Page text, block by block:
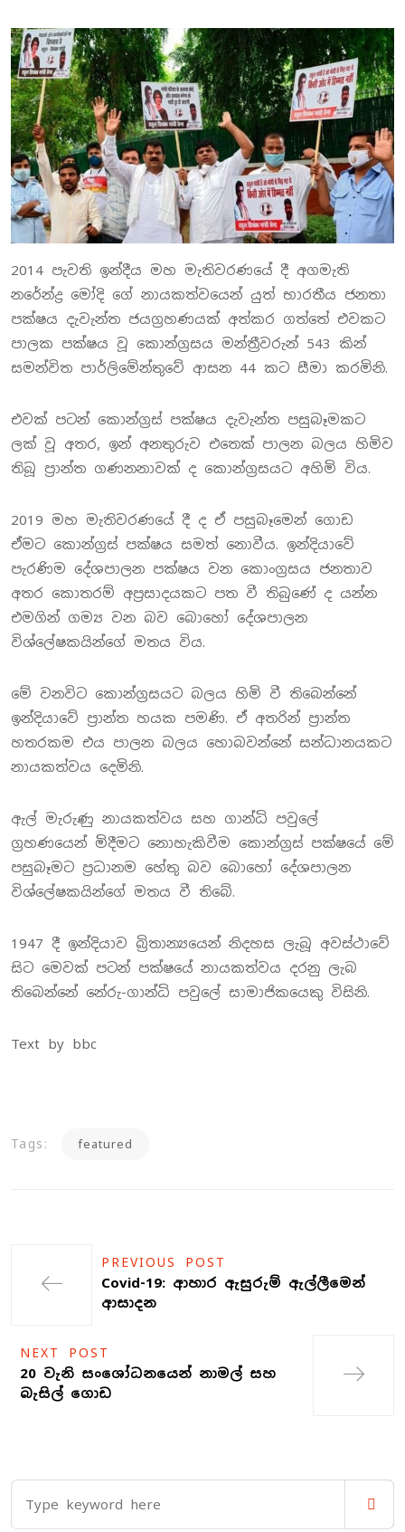
2014 පැවති ඉන්දීය මහ මැතිවරණයේ දී අගමැති
නරේන්ද්‍ර මෝදි ගේ නායකත්වයෙන් යුත් භාරතීය ජනතා
පක්ෂය දැවැන්ත ජයග්‍රහණයක් අත්කර ගත්තේ එවකට
පාලක පක්ෂය වූ කොන්ග්‍රසය මන්ත්‍රීවරුන් 543 කින්
සමන්විත පාර්ලිමේන්තුවේ ආසන 44 කට සීමා කරමිනි.
එවක් පටන් කොන්ග්‍රස් පක්ෂය දැවැන්ත පසුබෑමකට
ලක් වූ අතර, ඉන් අනතුරුව එතෙක් පාලන බලය හිමිව
තිබූ ප්‍රාන්ත ගණනනාවක් ද කොන්ග්‍රසයට අහිමි විය.
2019 මහ මැතිවරණයේ දී ද ඒ පසුබෑමෙන් ගොඩ
ඒමට කොන්ග්‍රස් පක්ෂය සමත් නොවීය. ඉන්දියාවේ
පැරණිම දේශපාලන පක්ෂය වන කොංග්‍රසය ජනතාව
අතර කොතරම් අප්‍රසාදයකට පත වී තිබුණේ ද යන්න
එමගින් ගම්‍ය වන බව බොහෝ දේශපාලන
විශ්ලේෂකයින්ගේ මතය විය.
මේ වනවිට කොන්ග්‍රසයට බලය හිමි වී තිබෙන්නේ
ඉන්දියාවේ ප්‍රාන්ත හයක පමණි. ඒ අතරින් ප්‍රාන්ත
හතරකම එය පාලන බලය හොබවන්නේ සන්ධානයකට
නායකත්වය දෙමිනි.
ඇල් මැරුණු නායකත්වය සහ ගාන්ධි පවුලේ
ග්‍රහණයෙන් මිදීමට නොහැකිවීම කොන්ග්‍රස් පක්ෂයේ මේ
පසුබෑමට ප්‍රධානම හේතු බව බොහෝ දේශපාලන
විශ්ලේෂකයින්ගේ මතය වී තිබේ.
1947 දී ඉන්දියාව බ්‍රිතාන්‍යයෙන් නිදහස ලැබූ අවස්ථාවේ
සිට මෙවක් පටන් පක්ෂයේ නායකත්වය දරනු ලැබ
තිබෙන්නේ නේරු-ගාන්ධි පවුලේ සාමාජිකයෙකු විසිනි.
Text by bbc
Tags: featured
PREVIOUS POST
Covid-19: ආහාර ඇසුරුම් ඇල්ලීමෙන්
ආසාදන
NEXT POST
20 වැනි සංශෝධනයෙන් නාමල් සහ
බැසිල් ගොඩ